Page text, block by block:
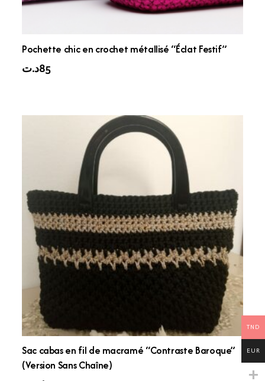
Pochette chic en crochet métallisé “Éclat Festif”
85د.ت
Sac cabas en fil de macramé “Contraste Baroque”
(Version Sans Chaîne)
TND
EUR